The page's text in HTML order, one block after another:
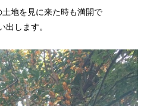
地を見に来た時も満開で
出します。